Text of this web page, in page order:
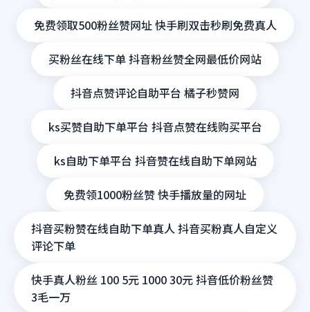
免费领取500粉丝赞网址 快手刷双击秒刷免费真人
买粉丝在线下单 抖音粉丝赞全网最低价网站
抖音点赞评论自助平台 橘子秒赞网
ks买赞自助下单平台 抖音点赞在线购买平台
ks自助下单平台 抖音赞在线自助下单网站
免费领1000粉丝赞 快手播放量的网址
抖音买粉赞在线自助下单真人 抖音买粉真人自定义
评论下单
快手真人粉丝 100 5元 1000 30元 抖音低价粉丝赞
3毛一万